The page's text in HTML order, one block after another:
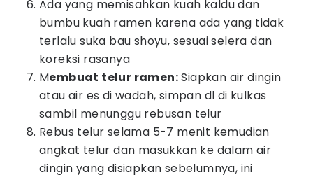
Ada yang memisahkan kuah kaldu dan
bumbu kuah ramen karena ada yang tidak
terlalu suka bau shoyu, sesuai selera dan
koreksi rasanya
Membuat telur ramen:Siapkan air dingin
atau air es di wadah, simpan dl di kulkas
sambil menunggu rebusan telur
Rebus telur selama 5-7 menit kemudian
angkat telur dan masukkan ke dalam air
dingin yang disiapkan sebelumnya, ini